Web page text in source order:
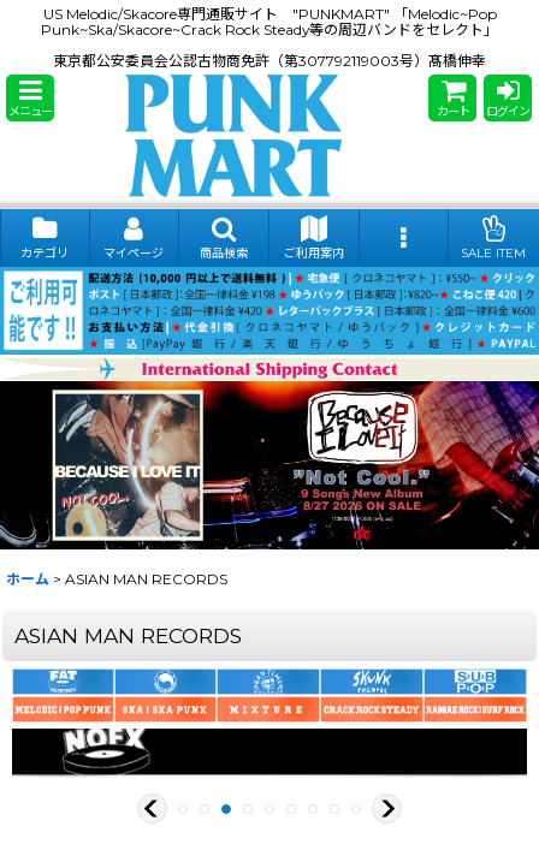
US Melodic/Skacore専門通販サイト "PUNKMART" 「Melodic~Pop
Punk~Ska/Skacore~Crack Rock Steady等の周辺バンドをセレクト」
東京都公安委員会公認古物商免許（第307792119003号）髙橋伸幸
メニュー カート ログイン
カテゴリ マイページ 商品検索 ご利用案内 SALE ITEM
ホーム > ASIAN MAN RECORDS
ASIAN MAN RECORDS